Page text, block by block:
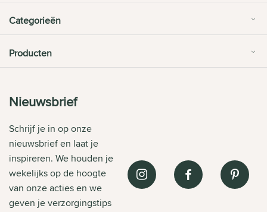
Categorieën
Producten
Nieuwsbrief
Schrijf je in op onze
nieuwsbrief en laat je
inspireren. We houden je
wekelijks op de hoogte
van onze acties en we
geven je verzorgingstips